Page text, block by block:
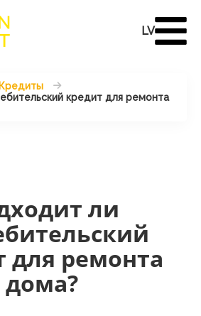
LV
кредит для ремонта
ли
для ремонта
дома?